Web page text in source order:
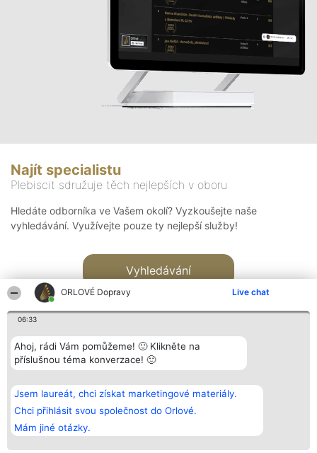
ORLOVÉ Dopravy Live chat
06:33
Ahoj, rádi Vám pomůžeme! 🙂 Klikněte na
příslušnou téma konverzace! 🙂
Jsem laureát, chci získat marketingové materiály.
Chci přihlásit svou společnost do Orlové.
Mám jiné otázky.
Najít specialistu
Plebiscit sdružuje těch nejlepších v oboru
Hledáte odborníka ve Vašem okolí? Vyzkoušejte naše
vyhledávání. Využívejte pouze ty nejlepší služby!
Vyhledávání
Bright Side Solutions sp. z o.
o. sp. k.
ul. Ruska 22
Wrocław 50-079
KRS 0000749100 | Regon
381313360 | NIP 8943132676
Vítězové
Seznam všech
laureátů
Zásady
Zásady
Kontakt